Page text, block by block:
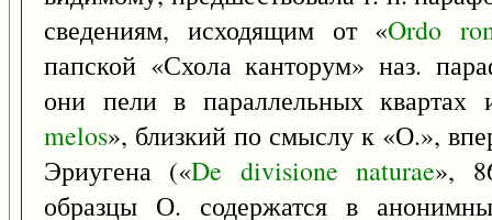
сведениям, исходящим от «Ordo
папской «Схола канторум» наз.
они пели в параллельных
melos», близкий по смыслу к «О.»,
Эриугена («De divisione naturae»,
образцы О. содержатся в